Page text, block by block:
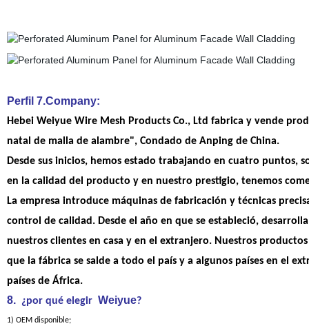
Perfil 7.Company:
Hebei Weiyue Wire Mesh Products Co., Ltd fabrica y vende
natal de malla de alambre", Condado de Anping de China.
Desde sus inicios, hemos estado trabajando en cuatro
en la calidad del producto y en nuestro prestigio, tenemos
La empresa introduce máquinas de fabricación y técnicas
control de calidad. Desde el año en que se estableció,
nuestros clientes en casa y en el extranjero. Nuestros
que la fábrica se salde a todo el país y a algunos países en el
países de África.
8. ¿por qué elegir Weiyue?
1) OEM disponible;